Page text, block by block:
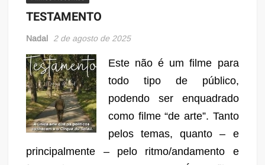
TESTAMENTO
Nadal 2 de agosto de 2025
Este não é um filme para
todo tipo de público,
podendo ser enquadrado
como filme “de arte”. Tanto
pelos temas, quanto – e
principalmente – pelo ritmo/andamento e